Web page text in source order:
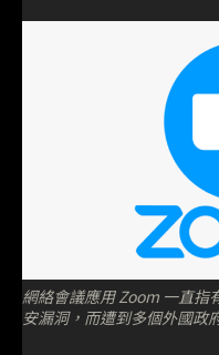
網絡會議應用 Zoom 一直指
安漏洞，而遭到多個外國政